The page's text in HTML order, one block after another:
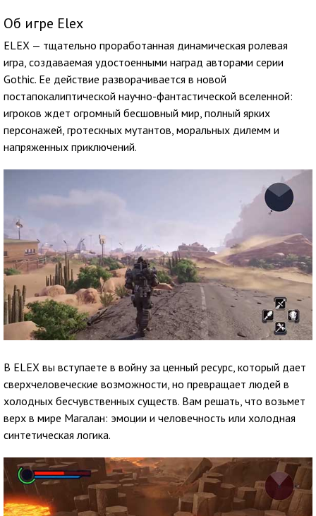
Об игре Elex
ELEX — тщательно проработанная динамическая ролевая
игра, создаваемая удостоенными наград авторами серии
Gothic. Ее действие разворачивается в новой
постапокалиптической научно-фантастической вселенной:
игроков ждет огромный бесшовный мир, полный ярких
персонажей, гротескных мутантов, моральных дилемм и
напряженных приключений.
В ELEX вы вступаете в войну за ценный ресурс, который дает
сверхчеловеческие возможности, но превращает людей в
холодных бесчувственных существ. Вам решать, что возьмет
верх в мире Магалан: эмоции и человечность или холодная
синтетическая логика.